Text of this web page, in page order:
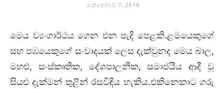
ඔක්තෝබර් 7, 2016
මෙය ව්‍යංගාර්ථය ගෙන එන පැදි පෙළකි.ළමයෙකුගේ
සහ පඹයෙකුගේ සංවාදයක් ලෙස දැක්වුනද මෙය බාල,
මහළු, සංස්කෘතික, දේශපාලනික, සමාජයීය ආදී වූ
සියළු දැක්මන් තුළින් රසවිඳිය හැකිය.එකිනෙකාට ගරු